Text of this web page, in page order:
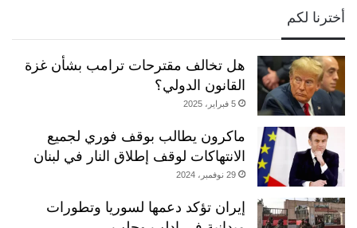
أخترنا لكم
هل تخالف مقترحات ترامب بشأن غزة
القانون الدولي؟
5 فبراير، 2025
ماكرون يطالب بوقف فوري لجميع
الانتهاكات لوقف إطلاق النار في لبنان
29 نوفمبر، 2024
إيران تؤكد دعمها لسوريا وتطورات